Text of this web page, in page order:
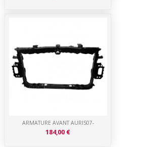
ARMATURE AVANT AURIS07-
184,00 €